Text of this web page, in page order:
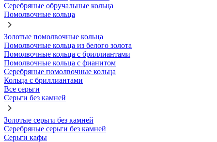
Серебряные обручальные кольца
Помолвочные кольца
Золотые помолвочные кольца
Помолвочные кольца из белого золота
Помолвочные кольца с бриллиантами
Помолвочные кольца с фианитом
Серебряные помолвочные кольца
Кольца с бриллиантами
Все серьги
Серьги без камней
Золотые серьги без камней
Серебряные серьги без камней
Серьги кафы